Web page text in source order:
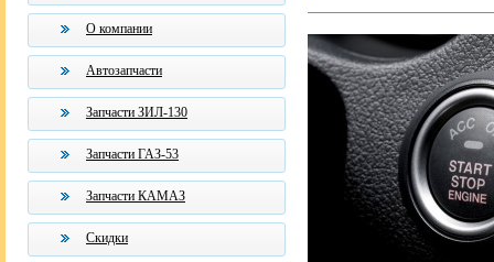
О компании
Автозапчасти
Запчасти ЗИЛ-130
Запчасти ГАЗ-53
Запчасти КАМАЗ
Скидки